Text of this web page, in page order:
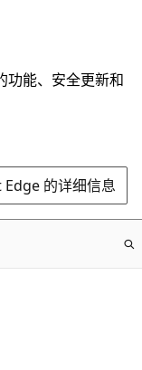
能、安全更新和
的详细信息